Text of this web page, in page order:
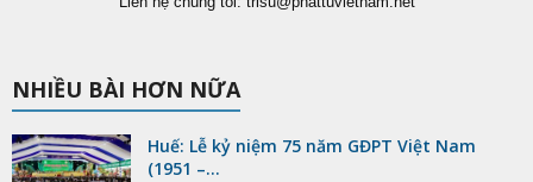
NHIỀU BÀI HƠN NỮA
Huế: Lễ kỷ niệm 75 năm GĐPT Việt Nam
(1951 –...